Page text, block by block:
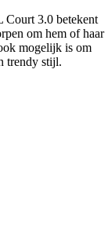
Court 3.0 betekent
om hem of haar
mogelijk is om
trendy stijl.